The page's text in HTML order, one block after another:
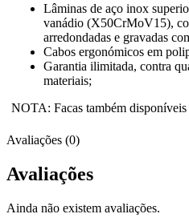
Lâminas de aço inox
vanádio (X50CrMoV15),
arredondadas e gravadas
Cabos ergonómicos em
Garantia ilimitada, contra
materiais;
NOTA: Facas também
Avaliações (0)
Avaliações
Ainda não existem avaliações.